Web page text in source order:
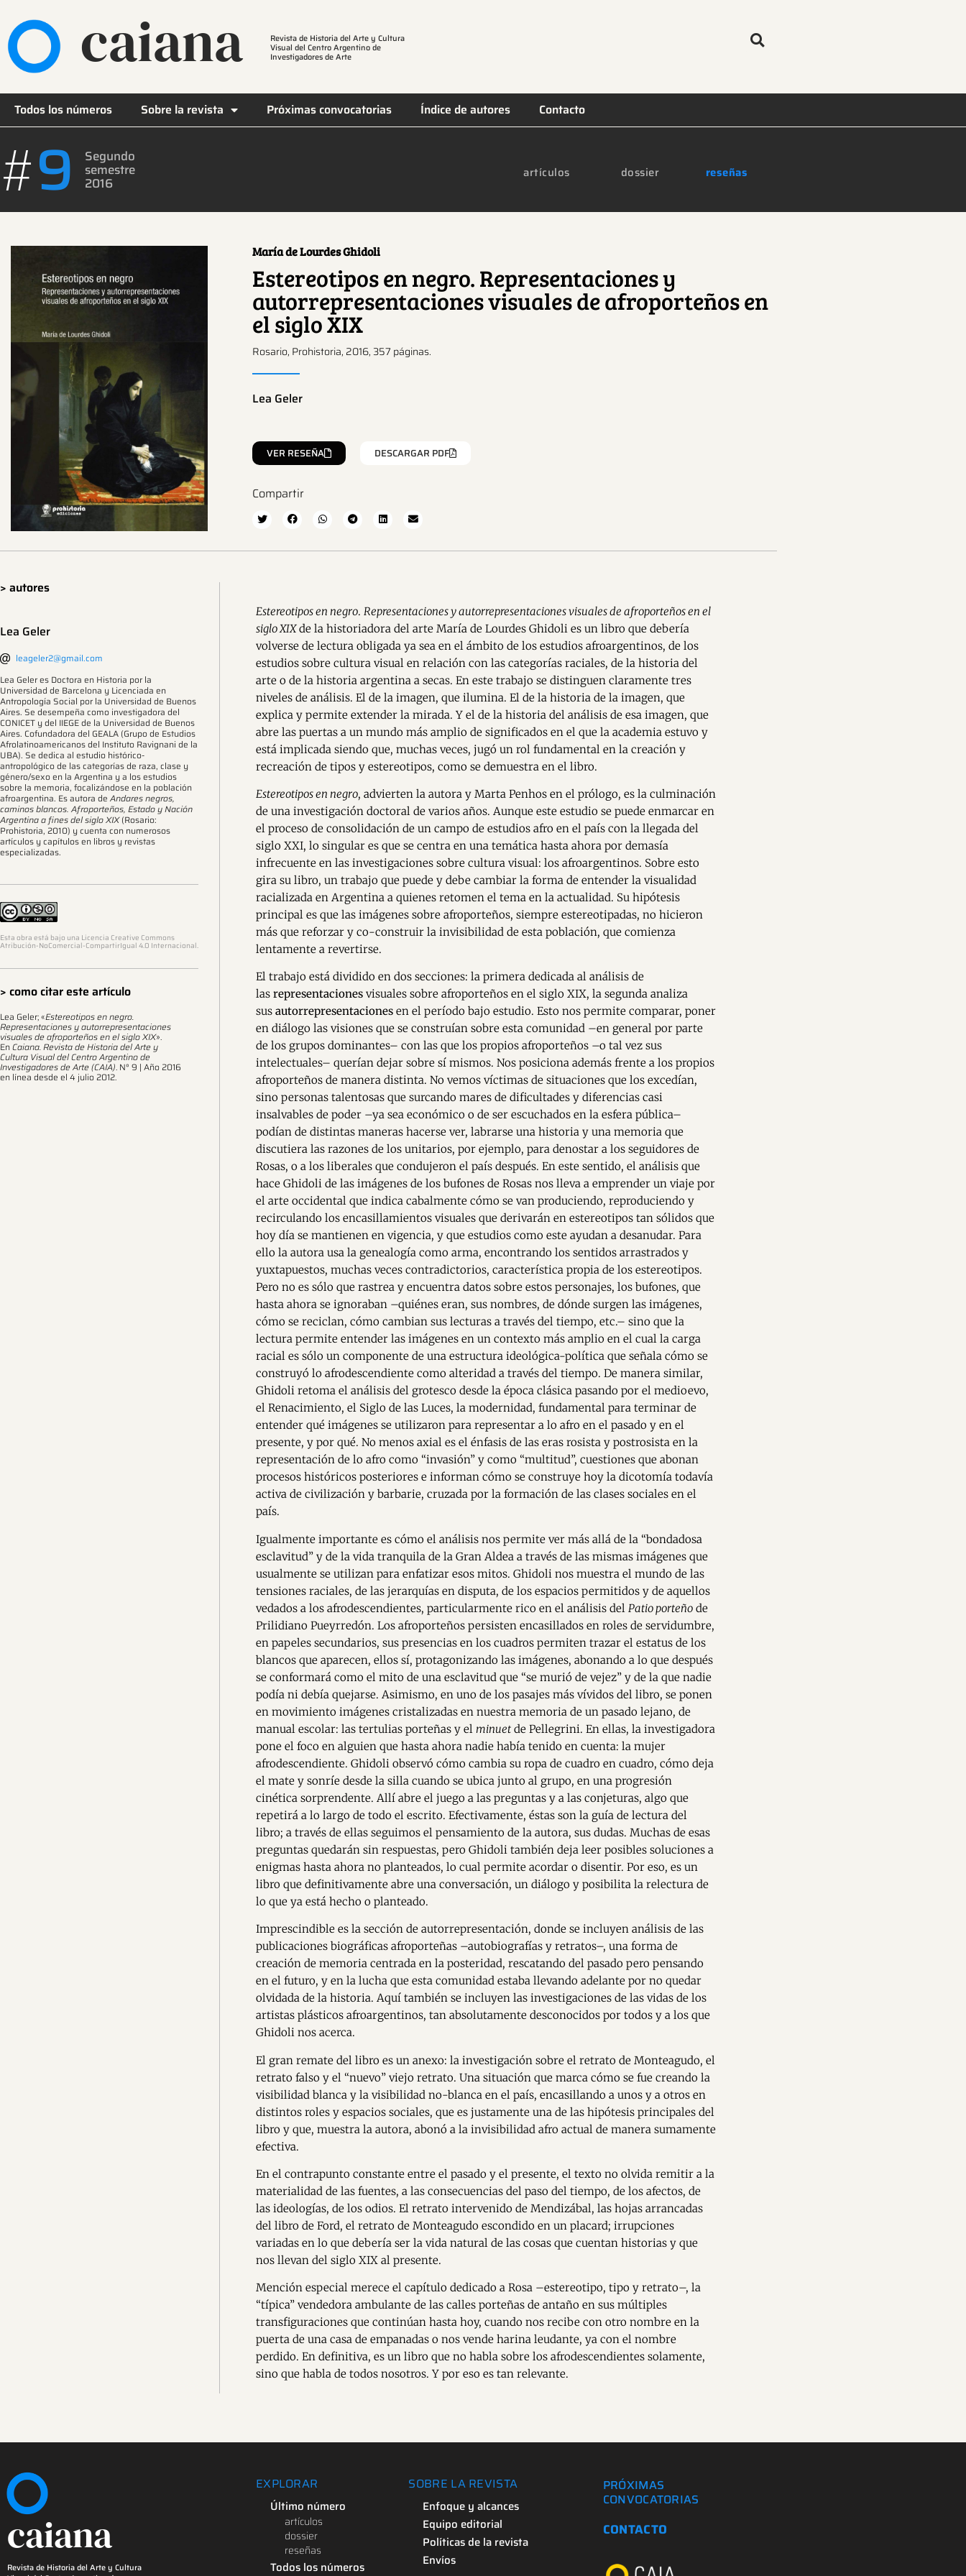
caiana Revista de Historia del Arte y Cultura
Visual del Centro Argentino de
Investigadores de Arte
Todos los números Sobre la revista Próximas convocatorias Índice de autores Contacto
#9 Segundo
semestre
2016
artículos dossier reseñas
María de Lourdes Ghidoli
Estereotipos en negro. Representaciones y
autorrepresentaciones visuales de afroporteños en
el siglo XIX
Rosario, Prohistoria, 2016, 357 páginas.
Lea Geler
VER RESEÑA DESCARGAR PDF
Compartir
> autores
Lea Geler
leageler2@gmail.com
Lea Geler es Doctora en Historia por la
Universidad de Barcelona y Licenciada en
Antropología Social por la Universidad de Buenos
Aires. Se desempeña como investigadora del
CONICET y del IIEGE de la Universidad de Buenos
Aires. Cofundadora del GEALA (Grupo de Estudios
Afrolatinoamericanos del Instituto Ravignani de la
UBA). Se dedica al estudio histórico-
antropológico de las categorías de raza, clase y
género/sexo en la Argentina y a los estudios
sobre la memoria, focalizándose en la población
afroargentina. Es autora de Andares negros,
caminos blancos. Afroporteños, Estado y Nación
Argentina a fines del siglo XIX(Rosario:
Prohistoria, 2010) y cuenta con numerosos
artículos y capítulos en libros y revistas
especializadas.
Esta obra está bajo una Licencia Creative Commons
Atribución-NoComercial-CompartirIgual 4.0 Internacional.
> como citar este artículo
Lea Geler; «Estereotipos en negro.
Representaciones y autorrepresentaciones
visuales de afroporteños en el siglo XIX».
EnCaiana. Revista de Historia del Arte y
Cultura Visual del Centro Argentino de
Investigadores de Arte (CAIA). N° 9 | Año 2016
en línea desde el 4 julio 2012.
Estereotipos en negro. Representaciones y autorrepresentaciones visuales de afroporteños en el
siglo XIXde la historiadora del arte María de Lourdes Ghidoli es un libro que debería
volverse de lectura obligada ya sea en el ámbito de los estudios afroargentinos, de los
estudios sobre cultura visual en relación con las categorías raciales, de la historia del
arte o de la historia argentina a secas. En este trabajo se distinguen claramente tres
niveles de análisis. El de la imagen, que ilumina. El de la historia de la imagen, que
explica y permite extender la mirada. Y el de la historia del análisis de esa imagen, que
abre las puertas a un mundo más amplio de significados en el que la academia estuvo y
está implicada siendo que, muchas veces, jugó un rol fundamental en la creación y
recreación de tipos y estereotipos, como se demuestra en el libro.
Estereotipos en negro, advierten la autora y Marta Penhos en el prólogo, es la culminación
de una investigación doctoral de varios años. Aunque este estudio se puede enmarcar en
el proceso de consolidación de un campo de estudios afro en el país con la llegada del
siglo XXI, lo singular es que se centra en una temática hasta ahora por demasía
infrecuente en las investigaciones sobre cultura visual: los afroargentinos. Sobre esto
gira su libro, un trabajo que puede y debe cambiar la forma de entender la visualidad
racializada en Argentina a quienes retomen el tema en la actualidad. Su hipótesis
principal es que las imágenes sobre afroporteños, siempre estereotipadas, no hicieron
más que reforzar y co-construir la invisibilidad de esta población, que comienza
lentamente a revertirse.
El trabajo está dividido en dos secciones: la primera dedicada al análisis de
lasrepresentaciones visuales sobre afroporteños en el siglo XIX, la segunda analiza
susautorrepresentaciones en el período bajo estudio. Esto nos permite comparar, poner
en diálogo las visiones que se construían sobre esta comunidad –en general por parte
de los grupos dominantes– con las que los propios afroporteños –o tal vez sus
intelectuales– querían dejar sobre sí mismos. Nos posiciona además frente a los propios
afroporteños de manera distinta. No vemos víctimas de situaciones que los excedían,
sino personas talentosas que surcando mares de dificultades y diferencias casi
insalvables de poder –ya sea económico o de ser escuchados en la esfera pública–
podían de distintas maneras hacerse ver, labrarse una historia y una memoria que
discutiera las razones de los unitarios, por ejemplo, para denostar a los seguidores de
Rosas, o a los liberales que condujeron el país después. En este sentido, el análisis que
hace Ghidoli de las imágenes de los bufones de Rosas nos lleva a emprender un viaje por
el arte occidental que indica cabalmente cómo se van produciendo, reproduciendo y
recirculando los encasillamientos visuales que derivarán en estereotipos tan sólidos que
hoy día se mantienen en vigencia, y que estudios como este ayudan a desanudar. Para
ello la autora usa la genealogía como arma, encontrando los sentidos arrastrados y
yuxtapuestos, muchas veces contradictorios, característica propia de los estereotipos.
Pero no es sólo que rastrea y encuentra datos sobre estos personajes, los bufones, que
hasta ahora se ignoraban –quiénes eran, sus nombres, de dónde surgen las imágenes,
cómo se reciclan, cómo cambian sus lecturas a través del tiempo, etc.– sino que la
lectura permite entender las imágenes en un contexto más amplio en el cual la carga
racial es sólo un componente de una estructura ideológica-política que señala cómo se
construyó lo afrodescendiente como alteridad a través del tiempo. De manera similar,
Ghidoli retoma el análisis del grotesco desde la época clásica pasando por el medioevo,
el Renacimiento, el Siglo de las Luces, la modernidad, fundamental para terminar de
entender qué imágenes se utilizaron para representar a lo afro en el pasado y en el
presente, y por qué. No menos axial es el énfasis de las eras rosista y postrosista en la
representación de lo afro como “invasión” y como “multitud”, cuestiones que abonan
procesos históricos posteriores e informan cómo se construye hoy la dicotomía todavía
activa de civilización y barbarie, cruzada por la formación de las clases sociales en el
país.
Igualmente importante es cómo el análisis nos permite ver más allá de la “bondadosa
esclavitud” y de la vida tranquila de la Gran Aldea a través de las mismas imágenes que
usualmente se utilizan para enfatizar esos mitos. Ghidoli nos muestra el mundo de las
tensiones raciales, de las jerarquías en disputa, de los espacios permitidos y de aquellos
vedados a los afrodescendientes, particularmente rico en el análisis del Patio porteño de
Prilidiano Pueyrredón. Los afroporteños persisten encasillados en roles de servidumbre,
en papeles secundarios, sus presencias en los cuadros permiten trazar el estatus de los
blancos que aparecen, ellos sí, protagonizando las imágenes, abonando a lo que después
se conformará como el mito de una esclavitud que “se murió de vejez” y de la que nadie
podía ni debía quejarse. Asimismo, en uno de los pasajes más vívidos del libro, se ponen
en movimiento imágenes cristalizadas en nuestra memoria de un pasado lejano, de
manual escolar: las tertulias porteñas y el minuet de Pellegrini. En ellas, la investigadora
pone el foco en alguien que hasta ahora nadie había tenido en cuenta: la mujer
afrodescendiente. Ghidoli observó cómo cambia su ropa de cuadro en cuadro, cómo deja
el mate y sonríe desde la silla cuando se ubica junto al grupo, en una progresión
cinética sorprendente. Allí abre el juego a las preguntas y a las conjeturas, algo que
repetirá a lo largo de todo el escrito. Efectivamente, éstas son la guía de lectura del
libro; a través de ellas seguimos el pensamiento de la autora, sus dudas. Muchas de esas
preguntas quedarán sin respuestas, pero Ghidoli también deja leer posibles soluciones a
enigmas hasta ahora no planteados, lo cual permite acordar o disentir. Por eso, es un
libro que definitivamente abre una conversación, un diálogo y posibilita la relectura de
lo que ya está hecho o planteado.
Imprescindible es la sección de autorrepresentación, donde se incluyen análisis de las
publicaciones biográficas afroporteñas –autobiografías y retratos–, una forma de
creación de memoria centrada en la posteridad, rescatando del pasado pero pensando
en el futuro, y en la lucha que esta comunidad estaba llevando adelante por no quedar
olvidada de la historia. Aquí también se incluyen las investigaciones de las vidas de los
artistas plásticos afroargentinos, tan absolutamente desconocidos por todos y a los que
Ghidoli nos acerca.
El gran remate del libro es un anexo: la investigación sobre el retrato de Monteagudo, el
retrato falso y el “nuevo” viejo retrato. Una situación que marca cómo se fue creando la
visibilidad blanca y la visibilidad no-blanca en el país, encasillando a unos y a otros en
distintos roles y espacios sociales, que es justamente una de las hipótesis principales del
libro y que, muestra la autora, abonó a la invisibilidad afro actual de manera sumamente
efectiva.
En el contrapunto constante entre el pasado y el presente, el texto no olvida remitir a la
materialidad de las fuentes, a las consecuencias del paso del tiempo, de los afectos, de
las ideologías, de los odios. El retrato intervenido de Mendizábal, las hojas arrancadas
del libro de Ford, el retrato de Monteagudo escondido en un placard; irrupciones
variadas en lo que debería ser la vida natural de las cosas que cuentan historias y que
nos llevan del siglo XIX al presente.
Mención especial merece el capítulo dedicado a Rosa –estereotipo, tipo y retrato–, la
“típica” vendedora ambulante de las calles porteñas de antaño en sus múltiples
transfiguraciones que continúan hasta hoy, cuando nos recibe con otro nombre en la
puerta de una casa de empanadas o nos vende harina leudante, ya con el nombre
perdido. En definitiva, es un libro que no habla sobre los afrodescendientes solamente,
sino que habla de todos nosotros. Y por eso es tan relevante.
caiana
Revista de Historia del Arte y Cultura
EXPLORAR
Último número
artículos
dossier
reseñas
Todos los números
SOBRE LA REVISTA
Enfoque y alcances
Equipo editorial
Políticas de la revista
Envíos
PRÓXIMAS
CONVOCATORIAS
CONTACTO